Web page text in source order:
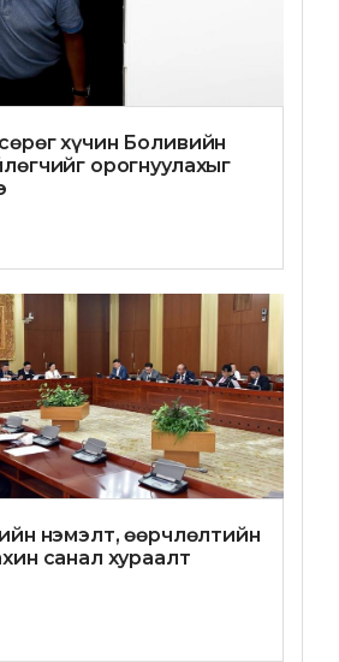
хүчин Боливийн
орогнуулахыг
нэмэлт, өөрчлөлтийн
санал хураалт